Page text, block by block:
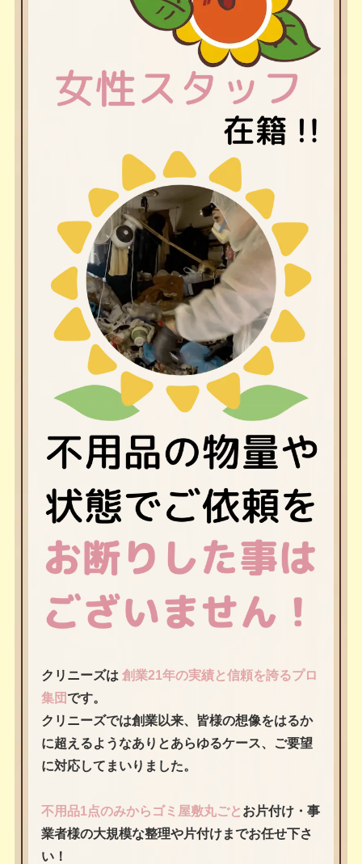
クリニーズは 創業21年の実績と信頼を誇るプロ
集団です。
クリニーズでは創業以来、皆様の想像をはるか
に超えるようなありとあらゆるケース、ご要望
に対応してまいりました。
不用品1点のみからゴミ屋敷丸ごと お片付け・事
業者様の大規模な整理や片付けまでお任せ下さ
い！